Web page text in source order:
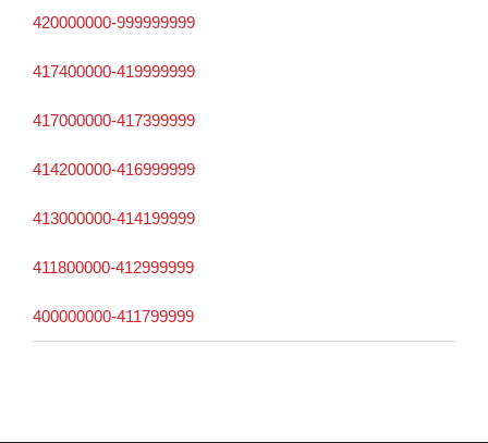
420000000-999999999
417400000-419999999
417000000-417399999
414200000-416999999
413000000-414199999
411800000-412999999
400000000-411799999